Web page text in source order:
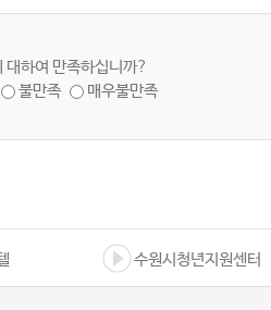
대하여 만족하십니까?
불만족 매우불만족
수원시청년지원센터